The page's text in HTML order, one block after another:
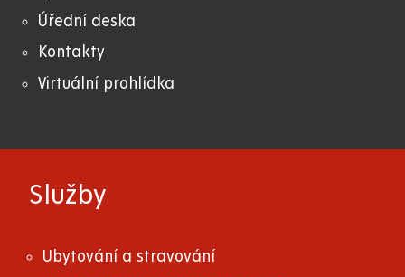
Úřední deska
Kontakty
Virtuální prohlídka
Služby
Ubytování a stravování